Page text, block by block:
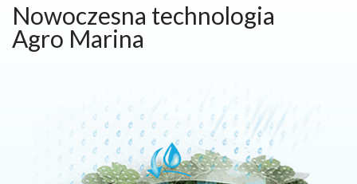
Nowoczesna technologia
Agro Marina